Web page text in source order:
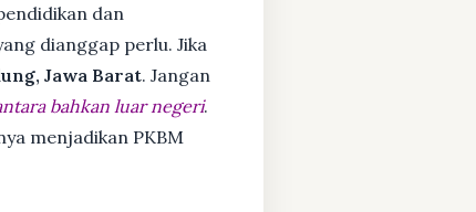
dan
dianggap perlu. Jika
Jawa Barat. Jangan
bahkan luar negeri.
menjadikan PKBM